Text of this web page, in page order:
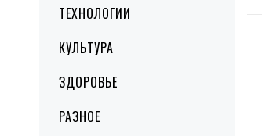
ТЕХНОЛОГИИ
КУЛЬТУРА
ЗДОРОВЬЕ
РАЗНОЕ